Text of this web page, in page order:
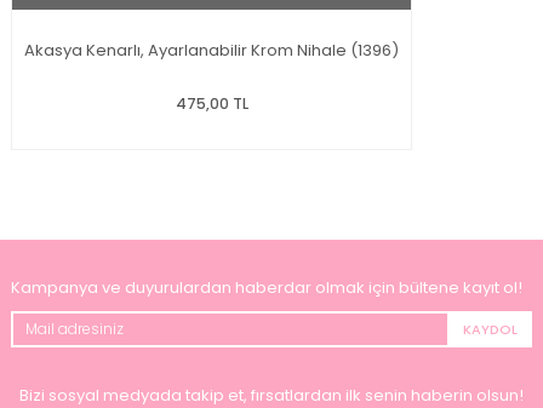
Akasya Kenarlı, Ayarlanabilir Krom Nihale (1396)
475,00 TL
Kampanya ve duyurulardan haberdar olmak için bültene kayıt ol!
KAYDOL
Bizi sosyal medyada takip et, fırsatlardan ilk senin haberin olsun!